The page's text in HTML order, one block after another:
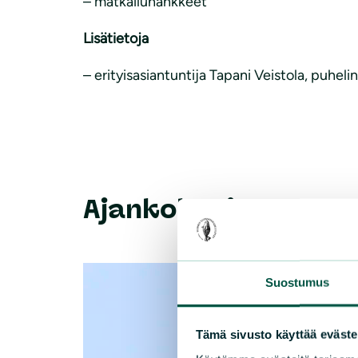
Suostumus
Tämä sivusto käyttää
Lisätietoja
– erityisasiantuntija Tapani Veistola,
Ajankohtaista